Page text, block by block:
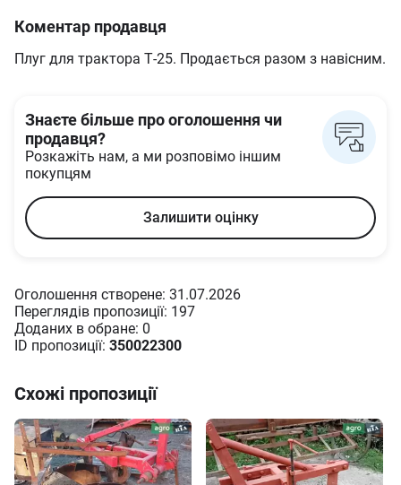
Коментар продавця
Плуг для трактора Т-25. Продається разом з навісним.
Знаєте більше про оголошення чи
продавця?
Розкажіть нам, а ми розповімо іншим
покупцям
Залишити оцінку
Оголошення створене: 31.07.2026
Переглядів пропозиції: 197
Доданих в oбране: 0
ID пропозиції: 350022300
Схожі пропозиції